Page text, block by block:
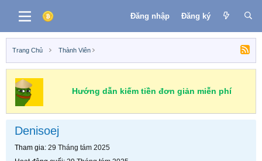
Đăng nhập Đăng ký
Trang Chủ Thành Viên
Hướng dẫn kiếm tiền đơn giản miễn phí
Denisoej
Tham gia 29 Tháng tám 2025